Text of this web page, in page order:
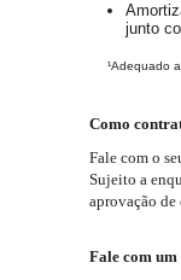
junto
¹Adequado
Como
Fale com o
Sujeito a
aprovação
Fale com um